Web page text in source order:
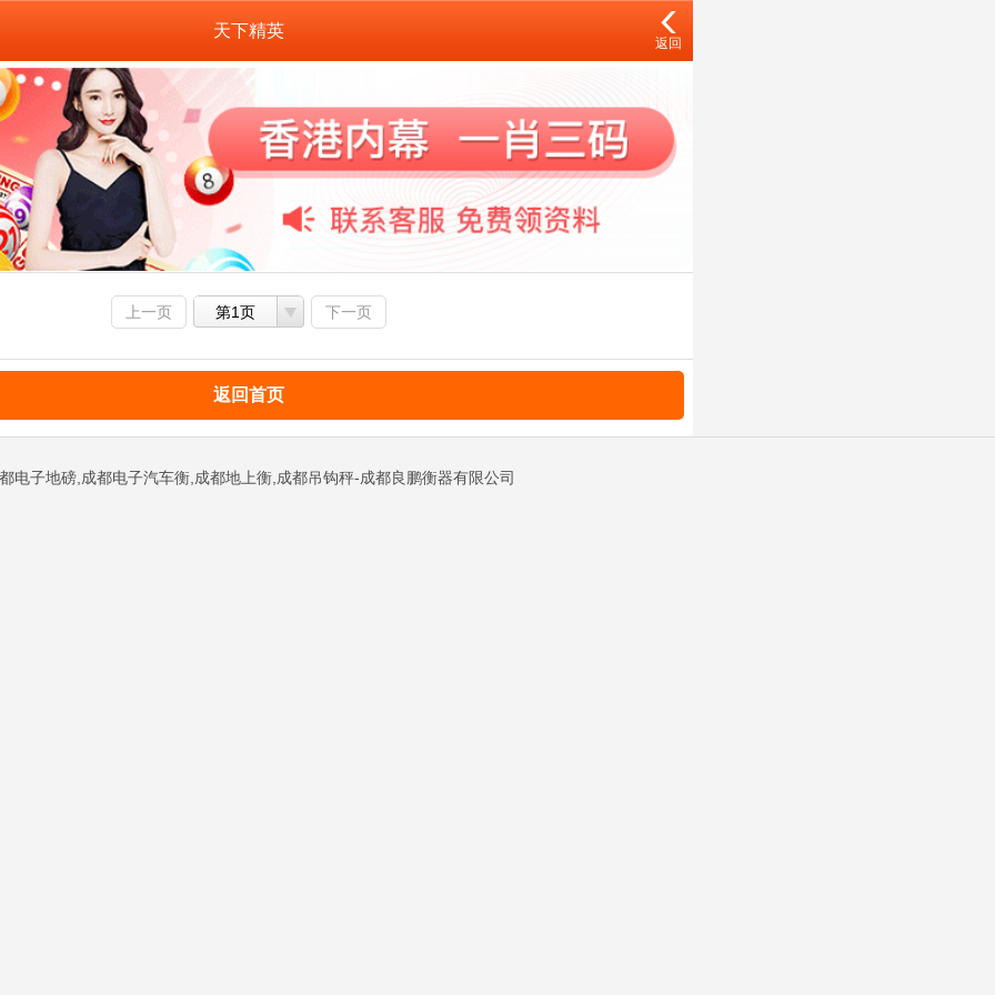
天下精英
返回
上一页 第1页 下一页
返回首页
电子地磅,成都电子汽车衡,成都地上衡,成都吊钩秤-成都良鹏衡器有限公司